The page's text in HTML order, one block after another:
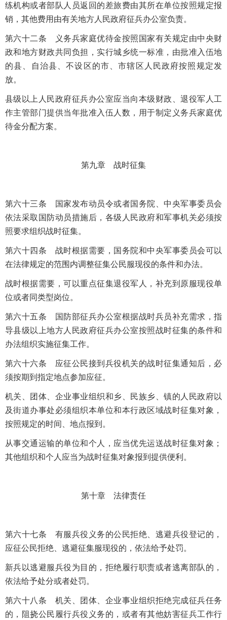
练机构或者部队人员返回的差旅费由其所在单位按照规定报
销，其他费用由有关地方人民政府征兵办公室负责。
第六十二条 义务兵家庭优待金按照国家有关规定由中央财
政和地方财政共同负担，实行城乡统一标准，由批准入伍地
的县、自治县、不设区的市、市辖区人民政府按照规定发
放。
县级以上人民政府征兵办公室应当向本级财政、退役军人工
作主管部门提供当年批准入伍人数，用于制定义务兵家庭优
待金分配方案。
第九章 战时征集
第六十三条 国家发布动员令或者国务院、中央军事委员会
依法采取国防动员措施后，各级人民政府和军事机关必须按
照要求组织战时征集。
第六十四条 战时根据需要，国务院和中央军事委员会可以
在法律规定的范围内调整征集公民服现役的条件和办法。
战时根据需要，可以重点征集退役军人，补充到原服现役单
位或者同类型岗位。
第六十五条 国防部征兵办公室根据战时兵员补充需求，指
导县级以上地方人民政府征兵办公室按照战时征集的条件和
办法组织实施征集工作。
第六十六条 应征公民接到兵役机关的战时征集通知后，必
须按期到指定地点参加应征。
机关、团体、企业事业组织和乡、民族乡、镇的人民政府以
及街道办事处必须组织本单位和本行政区域战时征集对象，
按照规定的时间、地点报到。
从事交通运输的单位和个人，应当优先运送战时征集对象；
其他组织和个人应当为战时征集对象报到提供便利。
第十章 法律责任
第六十七条 有服兵役义务的公民拒绝、逃避兵役登记的，
应征公民拒绝、逃避征集服现役的，依法给予处罚。
新兵以逃避服兵役为目的，拒绝履行职责或者逃离部队的，
依法给予处分或者处罚。
第六十八条 机关、团体、企业事业组织拒绝完成征兵任务
的，阻挠公民履行兵役义务的，或者有其他妨害征兵工作行